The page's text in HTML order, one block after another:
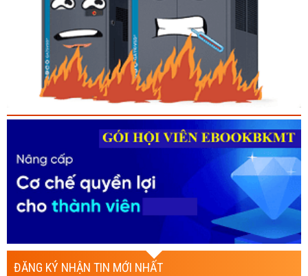
ĐĂNG KÝ NHẬN TIN MỚI NHẤT